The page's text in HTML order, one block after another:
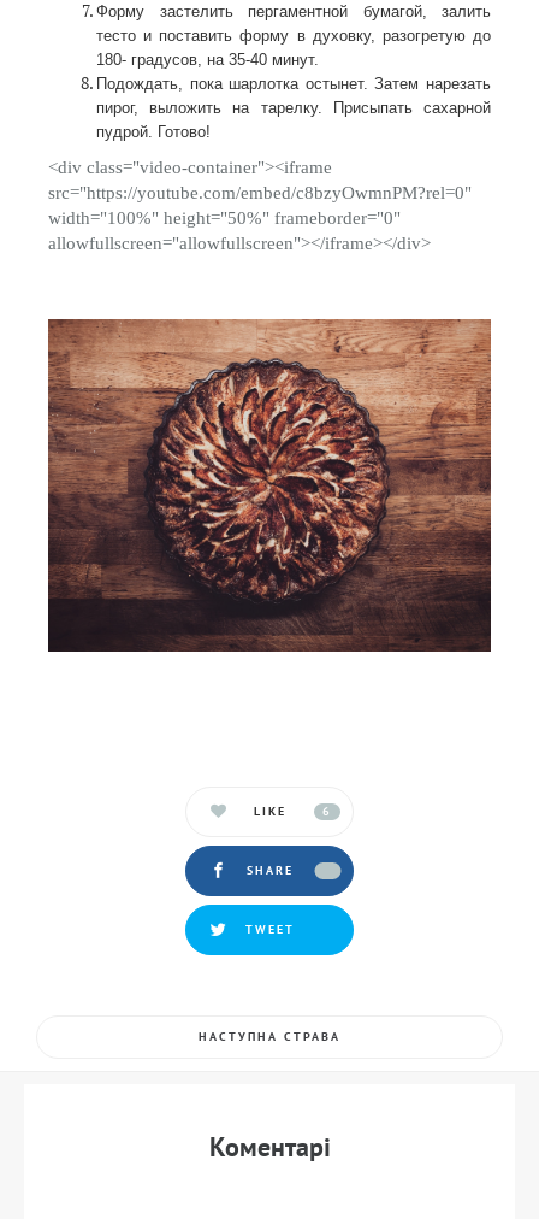
Форму застелить пергаментной бумагой, залить
тесто и поставить форму в духовку, разогретую до
180- градусов, на 35-40 минут.
Подождать, пока шарлотка остынет. Затем нарезать
пирог, выложить на тарелку. Присыпать сахарной
пудрой. Готово!
<div class="video-container"><iframe
src="https://youtube.com/embed/c8bzyOwmnPM?rel=0"
width="100%" height="50%" frameborder="0"
allowfullscreen="allowfullscreen"></iframe></div>
LIKE 6
SHARE
TWEET
НАСТУПНА СТРАВА
Коментарi